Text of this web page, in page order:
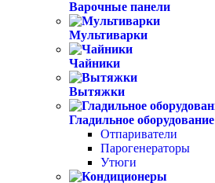
Варочные панели
Мультиварки
Чайники
Вытяжки
Гладильное оборудование
Отпариватели
Парогенераторы
Утюги